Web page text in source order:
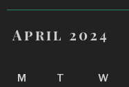
April 2024
M T W